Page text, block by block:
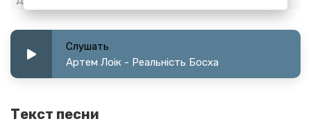
Слушать
Артем Лоік - Реальність Босха
Текст песни